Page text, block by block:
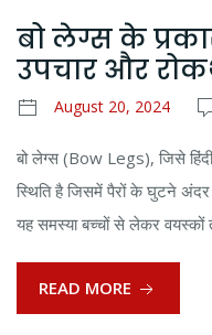
बो लेग्स के
उपचार और
August 20, 2024
बो लेग्स (Bow Legs), जिसे हिंदी
स्थिति है जिसमें पैरों के घुटने
यह समस्या बच्चों से लेकर
READ MORE